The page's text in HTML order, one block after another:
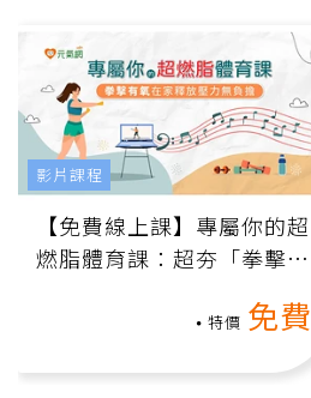
【免費線上課】專屬你的超
燃脂體育課：超夯「拳擊有
特價 免費
影片課程